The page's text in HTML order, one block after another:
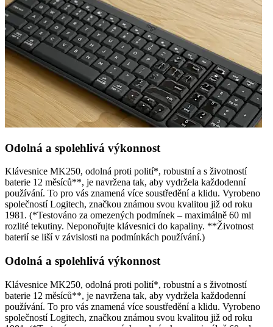
Odolná a spolehlivá výkonnost
Klávesnice MK250, odolná proti polití*, robustní a s životností
baterie 12 měsíců**, je navržena tak, aby vydržela každodenní
používání. To pro vás znamená více soustředění a klidu. Vyrobeno
společností Logitech, značkou známou svou kvalitou již od roku
1981. (*Testováno za omezených podmínek – maximálně 60 ml
rozlité tekutiny. Neponořujte klávesnici do kapaliny. **Životnost
baterií se liší v závislosti na podmínkách používání.)
Odolná a spolehlivá výkonnost
Klávesnice MK250, odolná proti polití*, robustní a s životností
baterie 12 měsíců**, je navržena tak, aby vydržela každodenní
používání. To pro vás znamená více soustředění a klidu. Vyrobeno
společností Logitech, značkou známou svou kvalitou již od roku